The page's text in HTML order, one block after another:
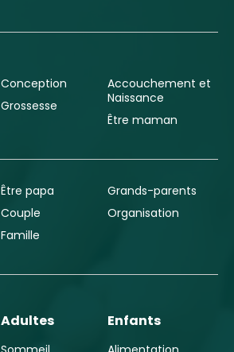
Conception
Grossesse
Accouchement et
Naissance
Être maman
Être papa
Couple
Famille
Grands-parents
Organisation
Adultes Enfants